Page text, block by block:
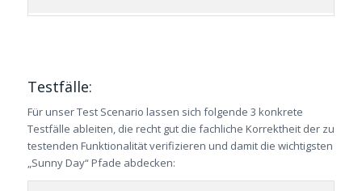
Testfälle:
Für unser Test Scenario lassen sich folgende 3 konkrete
Testfälle ableiten, die recht gut die fachliche Korrektheit der zu
testenden Funktionalität verifizieren und damit die wichtigsten
„Sunny Day“ Pfade abdecken: